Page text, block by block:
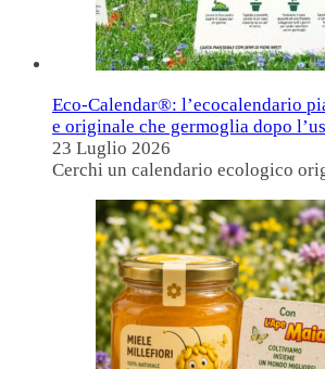
Eco-Calendar®: l’ecocalendario
e originale che germoglia dopo
23 Luglio 2026
Cerchi un calendario ecologico